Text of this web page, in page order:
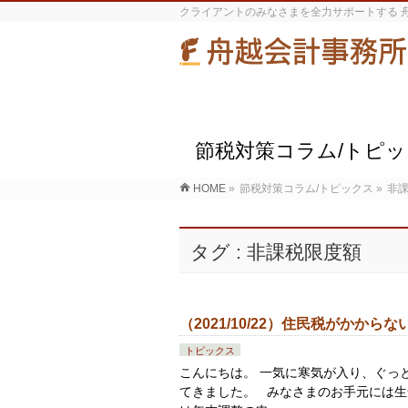
クライアントのみなさまを全力サポートする
節税対策コラム/トピ
HOME » 節税対策コラム/トピックス » 非
タグ : 非課税限度額
（2021/10/22）住民税がかから
トピックス
こんにちは。 一気に寒気が入り、ぐっ
てきました。 みなさまのお手元には